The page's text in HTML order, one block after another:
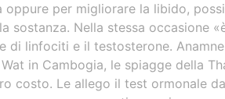
per migliorare la libido,
Nella stessa occasione
di linfociti e il testosterone.
in Cambogia, le spiagge della
costo. Le allego il test ormonale